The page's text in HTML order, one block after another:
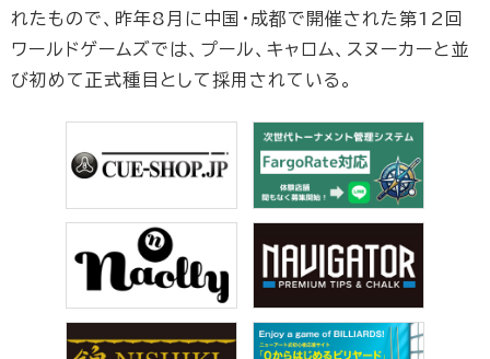
れたもので、昨年8月に中国・成都で開催された第12回
ワールドゲームズでは、プール、キャロム、スヌーカーと並
び初めて正式種目として採用されている。